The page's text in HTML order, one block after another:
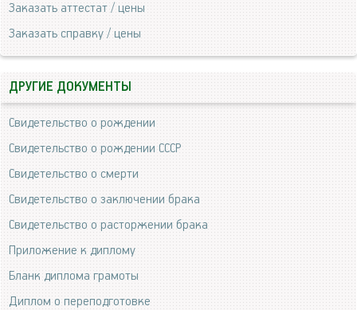
Заказать аттестат / цены
Заказать справку / цены
ДРУГИЕ ДОКУМЕНТЫ
Свидетельство о рождении
Свидетельство о рождении СССР
Свидетельство о смерти
Свидетельство о заключении брака
Свидетельство о расторжении брака
Приложение к диплому
Бланк диплома грамоты
Диплом о переподготовке